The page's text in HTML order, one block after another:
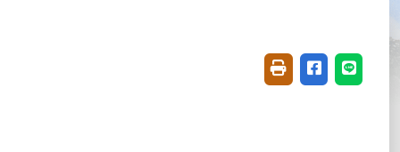
友善列印(開新視窗)
分享至臉書(
分享至